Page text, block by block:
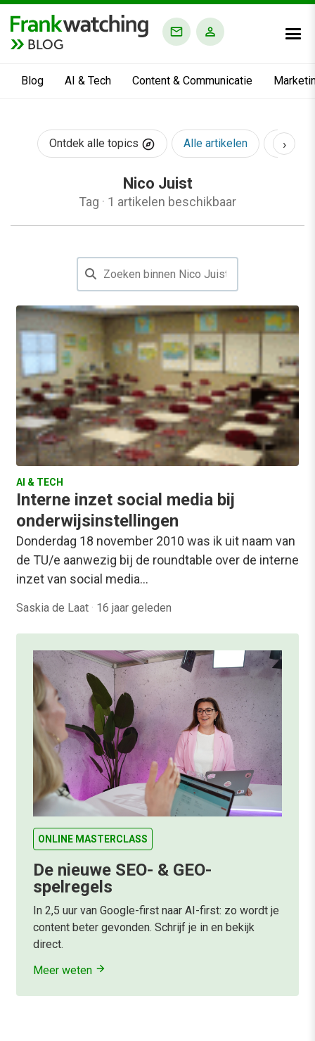
BLOG
Blog AI & Tech Content & Communicatie
Ontdek alle topics Alle artikelen AI &
›
Nico Juist
Tag · 1 artikelen beschikbaar
AI & TECH
Interne inzet social media bij
onderwijsinstellingen
Donderdag 18 november 2010 was ik uit naam van
de TU/e aanwezig bij de roundtable over de interne
inzet van social media…
Saskia de Laat · 16 jaar geleden
ONLINE MASTERCLASS
De nieuwe SEO- & GEO-
spelregels
In 2,5 uur van Google-first naar AI-first: zo wordt je
content beter gevonden. Schrijf je in en bekijk
direct.
Meer weten